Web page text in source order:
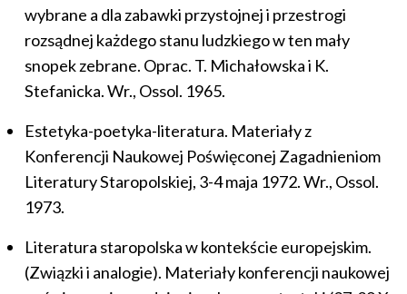
wybrane a dla zabawki przystojnej i przestrogi
rozsądnej każdego stanu ludzkiego w ten mały
snopek zebrane. Oprac. T. Michałowska i K.
Stefanicka. Wr., Ossol. 1965.
Estetyka-poetyka-literatura. Materiały z
Konferencji Naukowej Poświęconej Zagadnieniom
Literatury Staropolskiej, 3-4 maja 1972. Wr., Ossol.
1973.
Literatura staropolska w kontekście europejskim.
(Związki i analogie). Materiały konferencji naukowej